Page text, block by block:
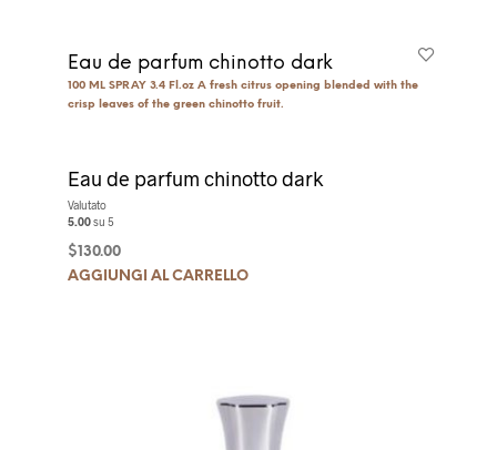
Eau de parfum chinotto dark
100 ML SPRAY 3.4 Fl.oz A fresh citrus opening blended with the
crisp leaves of the green chinotto fruit.
Eau de parfum chinotto dark
Valutato
5.00su 5
$ 130.00
AGGIUNGI AL CARRELLO